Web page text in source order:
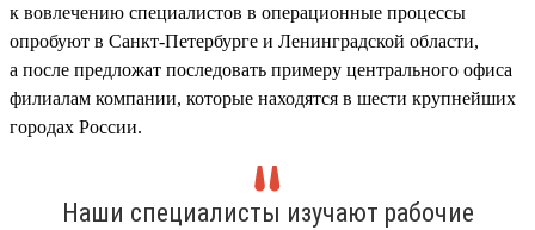
к вовлечению специалистов в операционные процессы
опробуют в Санкт-Петербурге и Ленинградской области,
а после предложат последовать примеру центрального офиса
филиалам компании, которые находятся в шести крупнейших
городах России.
Наши специалисты изучают рабочие